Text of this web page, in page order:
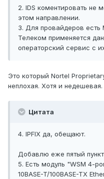
2. IDS коментировать не
этом направлении.
3. Для провайдеров есть
Телеком применяется
операторский сервис с
Это который Nortel
неплохая. Хотя и недешевая.
Цитата
4. IPFIX да, обещают.
Добавлю еже пятый
5. Есть модуль "WSM 4-
10BASE-T/100BASE-TX